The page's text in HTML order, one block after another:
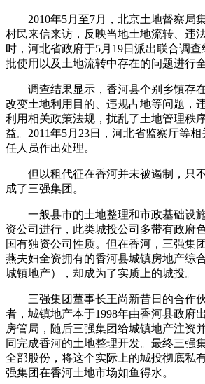
2010年5月至7月，北京土地督察局
村民来信来访，反映当地土地流转、违
时，河北省政府于5月19日派出联合调
批使用以及土地流转中存在的问题进行
调查结果显示，香河县个别乡镇存
改变土地利用目的、违规占地等问题，
利用相关政策法规，扰乱了土地管理秩
益。2011年5月23日，河北省监察厅等
任人员作出处理。
但以租代征在香河并未被遏制，只
成了三强集团。
一般县市的土地整理和市政基础设
资公司进行，此类城投公司多带有政府
国有独资公司性质。但在香河，三强集
燕夫妇全资拥有的香河县城镇房地产综
城镇地产），却成为了实质上的城投。
三强集团董事长王尚新昔日的合作
者，城镇地产本于1998年由香河县政府
房管局，随后三强集团给城镇地产注资
同完成香河的土地整理开发。最终三强
全部股份，将这个实际上的城投彻底私
强集团在香河土地市场如鱼得水。